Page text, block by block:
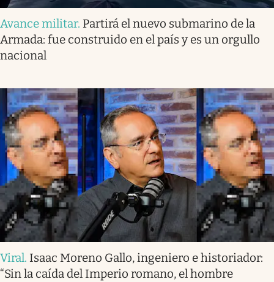
Avance militar. Partirá el nuevo submarino de la
Armada: fue construido en el país y es un orgullo
nacional
Viral. Isaac Moreno Gallo, ingeniero e historiador:
“Sin la caída del Imperio romano, el hombre